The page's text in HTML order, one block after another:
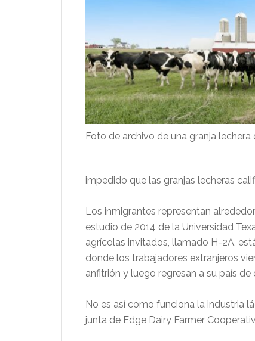
Foto de archivo de una granja lechera
impedido que las granjas lecheras
Los inmigrantes representan
estudio de 2014 de la Universidad
agrícolas invitados, llamado H-2A,
donde los trabajadores extranjeros
anfitrión y luego regresan a su país
No es así como funciona la industria
junta de Edge Dairy Farmer